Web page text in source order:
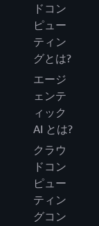
ドコン
ピュー
ティン
グとは?
エージ
ェンテ
ィック
AI とは?
クラウ
ドコン
ピュー
ティン
グコン